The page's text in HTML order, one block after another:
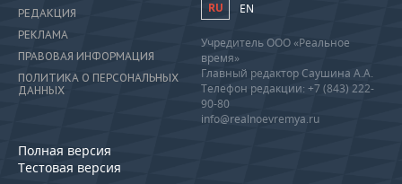
РЕДАКЦИЯ
РЕКЛАМА
ПРАВОВАЯ ИНФОРМАЦИЯ
ПОЛИТИКА О ПЕРСОНАЛЬНЫХ
ДАННЫХ
Полная версия
Тестовая версия
RU EN
Учредитель ООО «Реальное
время»
Главный редактор Саушина А.А.
Телефон редакции: +7 (843) 222-
90-80
info@realnoevremya.ru